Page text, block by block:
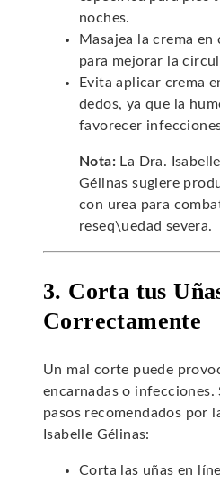
noches.
Masajea la crema en
para mejorar la
Evita aplicar crema
dedos, ya que la
favorecer
Nota: La Dra. Isabelle
Gélinas sugiere
con urea para
reseq\uedad severa.
3. Corta tus
Correctamente
Un mal corte puede
encarnadas o infecciones.
pasos recomendados por
Isabelle Gélinas:
Corta las uñas en